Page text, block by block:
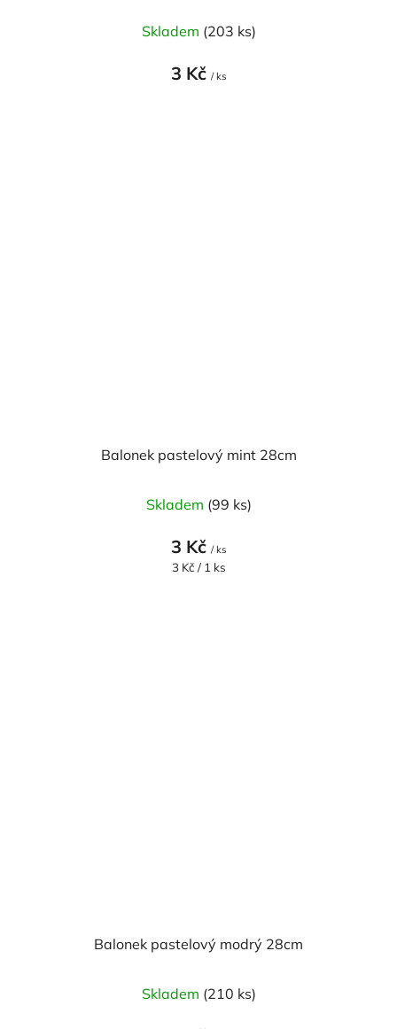
Skladem (203 ks)
3 Kč / ks
Balonek pastelový mint 28cm
Skladem (99 ks)
3 Kč / ks
Měrná
3 Kč / 1 ks
Balonek pastelový modrý 28cm
Skladem (210 ks)